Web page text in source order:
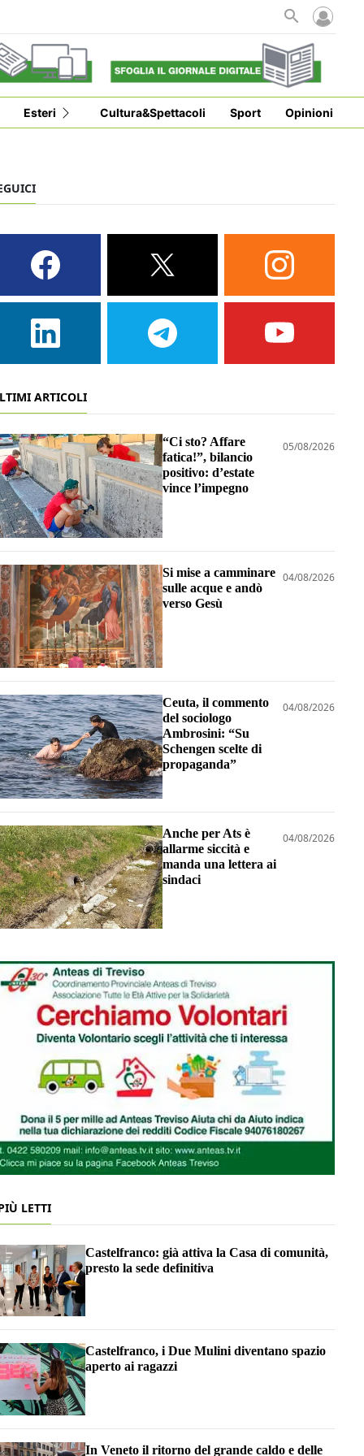
Esteri Cultura&Spettacoli Sport Opinioni
ARTICOLI
“Ci sto? Affare
fatica!”, bilancio
positivo: d’estate
vince l’impegno
05/08/2026
Si mise a camminare
sulle acque e andò
verso Gesù
04/08/2026
Ceuta, il commento
del sociologo
Ambrosini: “Su
Schengen scelte di
propaganda”
04/08/2026
Anche per Ats è
allarme siccità e
manda una lettera ai
sindaci
04/08/2026
LETTI
Castelfranco: già attiva la Casa di comunità,
presto la sede definitiva
Castelfranco, i Due Mulini diventano spazio
aperto ai ragazzi
In Veneto il ritorno del grande caldo e delle